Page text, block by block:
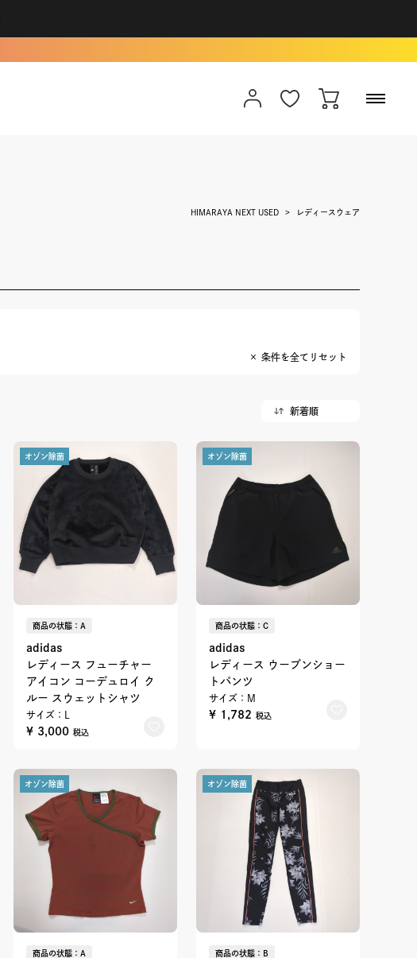
HIMARAYA NEXT USED レディースウェア
× 条件を全てリセット
オゾン除菌
商品の状態：A
adidas
レディース フューチャー
アイコン コーデュロイ ク
ルー スウェットシャツ
サイズ：L
¥ 3,000 税込
オゾン除菌
商品の状態：C
adidas
レディース ウーブンショー
トパンツ
サイズ：M
¥ 1,782 税込
オゾン除菌
商品の状態：A
オゾン除菌
商品の状態：B